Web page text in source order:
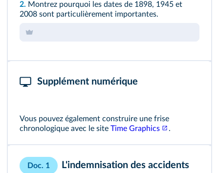
2. Montrez pourquoi les dates de 1898, 1945 et
2008 sont particulièrement importantes.
Supplément numérique
Vous pouvez également construire une frise
chronologique avec le site Time Graphics .
Doc. 1
L'indemnisation des accidents